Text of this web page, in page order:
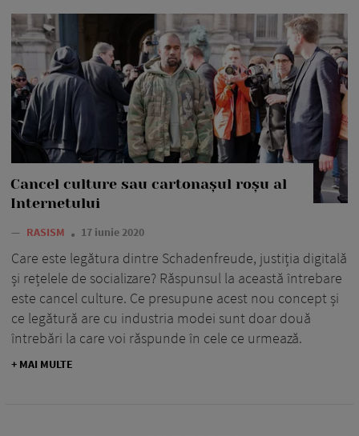
Cancel culture sau cartonașul roșu al
Internetului
— RASISM 17 iunie 2020
Care este legătura dintre Schadenfreude, justiția digitală
și rețelele de socializare? Răspunsul la această întrebare
este cancel culture. Ce presupune acest nou concept și
ce legătură are cu industria modei sunt doar două
întrebări la care voi răspunde în cele ce urmează.
+ MAI MULTE